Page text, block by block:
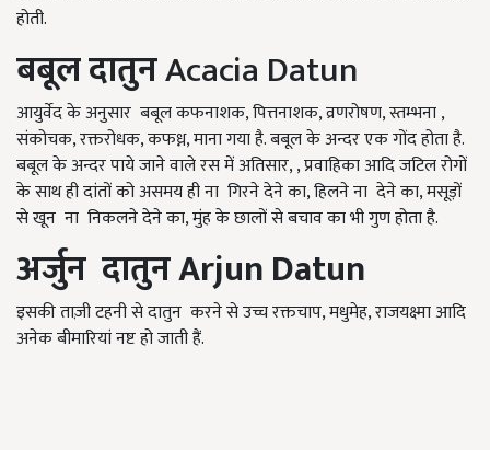
होती.
बबूल दातुनAcacia Datun
आयुर्वेद के अनुसार बबूल कफनाशक, पित्तनाशक, व्रणरोषण, स्तम्भना ,
संकोचक, रक्तरोधक, कफध्न, माना गया है. बबूल के अन्दर एक गोंद होता है.
बबूल के अन्दर पाये जाने वाले रस में अतिसार, , प्रवाहिका आदि जटिल रोगों
के साथ ही दांतों को असमय ही ना गिरने देने का, हिलने ना देने का, मसूड़ों
से खून ना निकलने देने का, मुंह के छालों से बचाव का भी गुण होता है.
अर्जुन दातुनArjun Datun
इसकी ताज़ी टहनी से दातुन करने से उच्च रक्तचाप, मधुमेह, राजयक्ष्मा आदि
अनेक बीमारियां नष्ट हो जाती हैं.